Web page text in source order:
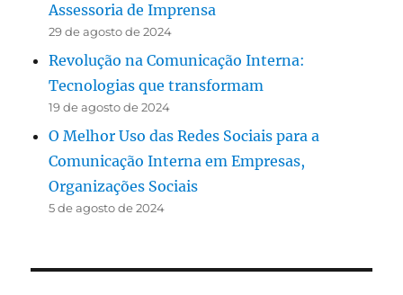
Assessoria de Imprensa
29 de agosto de 2024
Revolução na Comunicação Interna:
Tecnologias que transformam
19 de agosto de 2024
O Melhor Uso das Redes Sociais para a
Comunicação Interna em Empresas,
Organizações Sociais
5 de agosto de 2024